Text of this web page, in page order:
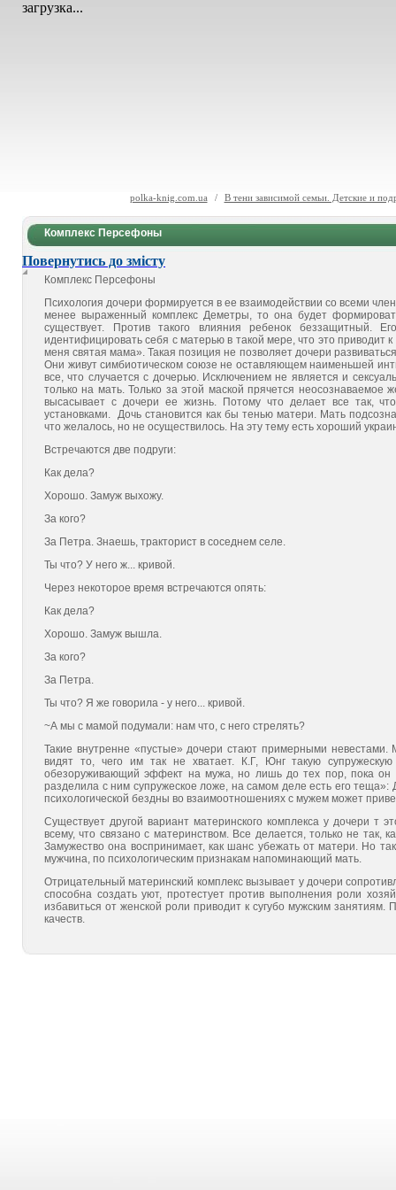
загрузка...
polka-knig.com.ua / В тени зависимой семьи. Детские и
Комплекс Персефоны
Повернутись до змісту
Комплекс Персефоны
Психология дочери формируется в ее взаимодействии со все­ми
менее выраженный комплекс Деметры, то она будет
существует. Против такого влияния ребе­нок беззащитный.
идентифицировать себя с матерью в такой мере, что это
меня святая мама». Такая пози­ция не позволяет дочери
Они живут симбиотическом союзе не оставляющем наименьшей
все, что случается с дочерью. Исключением не является и
только на мать. Только за этой маской прячется
высасывает с дочери ее жизнь. Потому что дела­ет все так,
установками. Дочь становится как бы тенью мате­ри. Мать
что желалось, но не осуществилось. На эту тему есть хороший
Встречаются две подруги:
Как дела?
Хорошо. Замуж выхожу.
За кого?
За Петра. Знаешь, тракторист в соседнем селе.
Ты что? У него ж... кривой.
Через некоторое время встречаются опять:
Как дела?
Хорошо. Замуж вышла.
За кого?
За Петра.
Ты что? Я же говорила - у него... кривой.
~А мы с мамой подумали: нам что, с него стрелять?
Такие внутренне «пустые» дочери стают примерными
видят то, чего им так не хватает. К.Г, Юнг такую
обезоруживающий эффект на мужа, но лишь до тех пор, пока он
разделила с ним супружеское ложе, на самом деле есть его
психологической бездны во взаимо­отношениях с мужем может
Существует другой вариант материнского комплекса у доче­ри т
всему, что связано с материнством. Все делается, только не так,
Замужество она воспринимает, как шанс убежать от матери. Но
мужчина, по психологическим признакам напоминающий мать.
Отрицательный материнский комплекс вызывает у дочери
способна создать уют, протестует против вы­полнения роли
избавиться от женской роли приводит к сугубо мужским
качеств.